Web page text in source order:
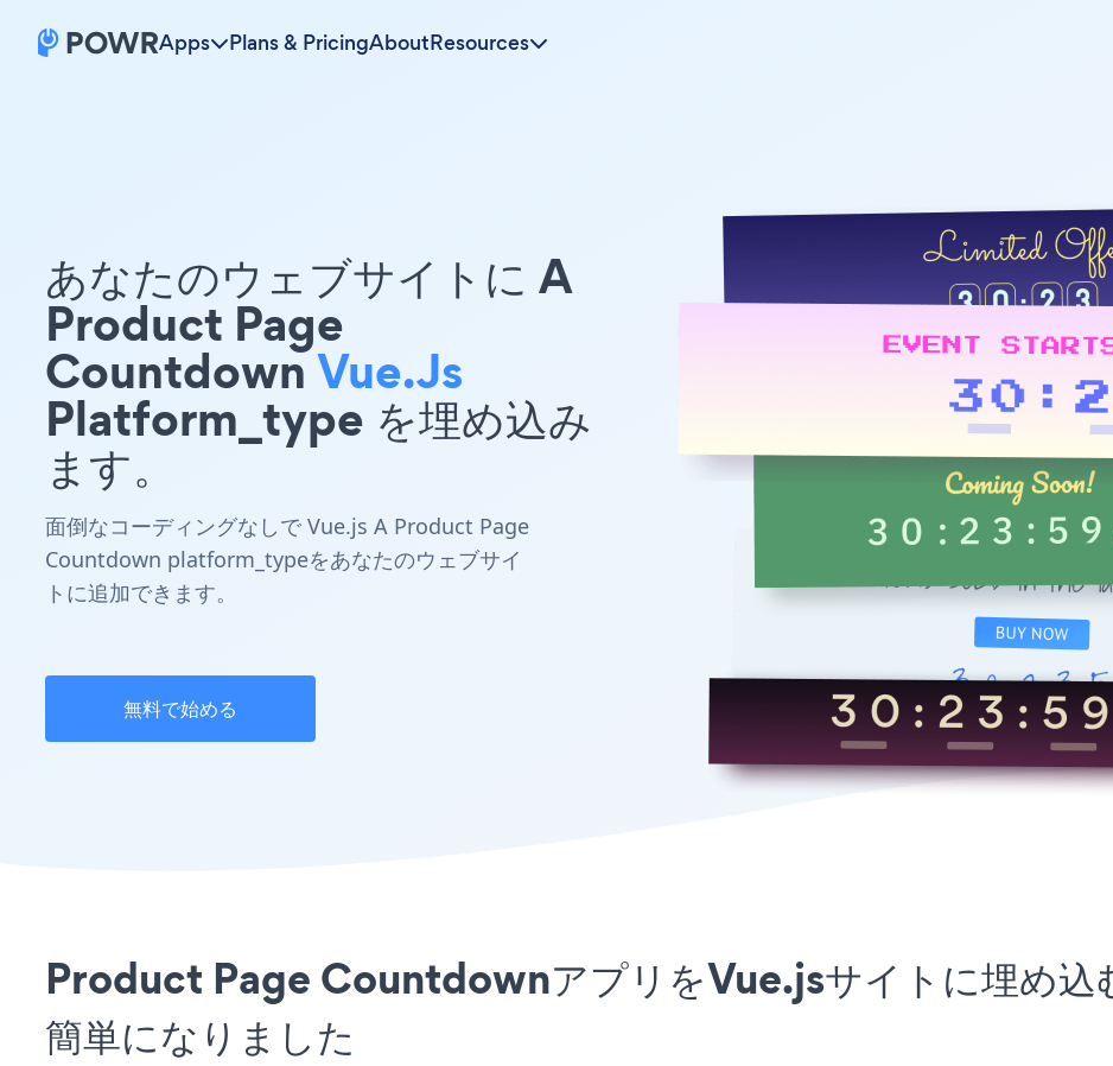
Apps Plans & PricingAboutResources
あなたのウェブサイトに A
Product Page
CountdownVue.js
Platform_type を埋め込み
ます。
面倒なコーディングなしで Vue.js A Product Page
Countdown platform_typeをあなたのウェブサイ
トに追加できます。
無料で始める
Product Page CountdownアプリをVue.jsサイトに埋め込
簡単になりました